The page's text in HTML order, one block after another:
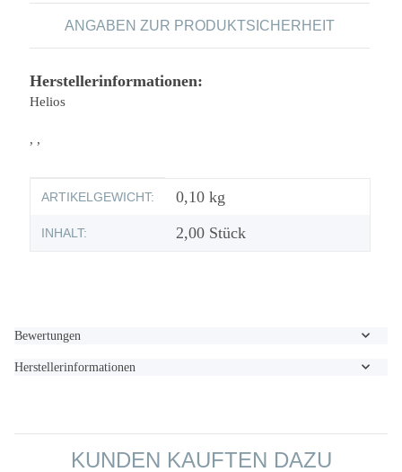
ANGABEN ZUR PRODUKTSICHERHEIT
Herstellerinformationen:
Helios
, ,
Produkteigenschaft
Wert
ARTIKELGEWICHT: 0,10 kg
INHALT: 2,00 Stück
Bewertungen
Herstellerinformationen
KUNDEN KAUFTEN DAZU